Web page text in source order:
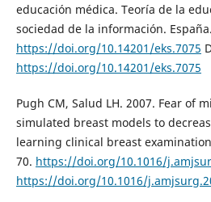
educación médica. Teoría de la
sociedad de la información.
https://doi.org/10.14201/eks.7075
https://doi.org/10.14201/eks.7075
Pugh CM, Salud LH. 2007. Fear of
simulated breast models to
learning clinical breast
70. https://doi.org/10.1016/
https://doi.org/10.1016/